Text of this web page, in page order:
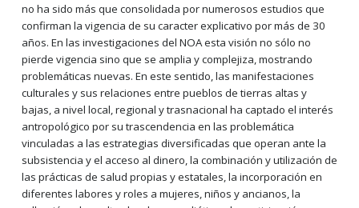
no ha sido más que consolidada por numerosos estudios que
confirman la vigencia de su caracter explicativo por más de 30
años. En las investigaciones del NOA esta visión no sólo no
pierde vigencia sino que se amplia y complejiza, mostrando
problemáticas nuevas. En este sentido, las manifestaciones
culturales y sus relaciones entre pueblos de tierras altas y
bajas, a nivel local, regional y trasnacional ha captado el interés
antropológico por su trascendencia en las problemática
vinculadas a las estrategias diversificadas que operan ante la
subsistencia y el acceso al dinero, la combinación y utilización de
las prácticas de salud propias y estatales, la incorporación en
diferentes labores y roles a mujeres, niños y ancianos, la